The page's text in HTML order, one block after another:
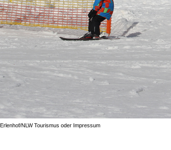
NLW Tourismus oder Impressum